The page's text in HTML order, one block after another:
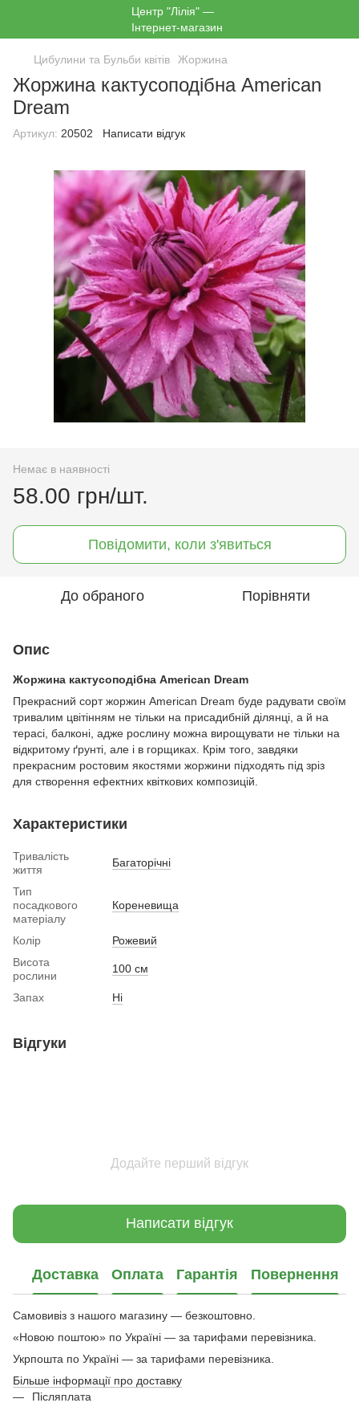
Цибулини та Бульби квітів Жоржина
Жоржина кактусоподібна American
Dream
Артикул: 20502 Написати відгук
Немає в наявності
58.00 грн/шт.
Повідомити, коли з'явиться
До обраного Порівняти
Опис
Жоржина кактусоподібна American Dream
Прекрасний сорт жоржин American Dream буде радувати своїм
тривалим цвітінням не тільки на присадибній ділянці, а й на
терасі, балконі, адже рослину можна вирощувати не тільки на
відкритому ґрунті, але і в горщиках. Крім того, завдяки
прекрасним ростовим якостями жоржини підходять під зріз
для створення ефектних квіткових композицій.
Характеристики
Тривалість
життя
Багаторічні
Тип
посадкового
матеріалу
Кореневища
Колір
Рожевий
Висота
рослини
100 см
Запах Ні
Відгуки
Додайте перший відгук
Написати відгук
Доставка Оплата Гарантія Повернення
Самовивіз з нашого магазину — безкоштовно.
«Новою поштою» по Україні — за тарифами перевізника.
Укрпошта по Україні — за тарифами перевізника.
Більше інформації про доставку
Післяплата